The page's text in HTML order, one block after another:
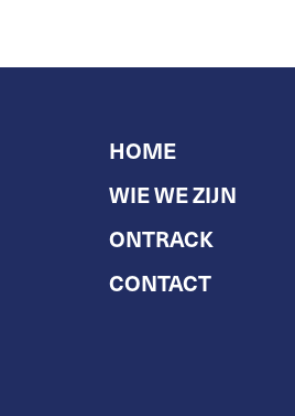
HOME
WIE WE ZIJN
ONTRACK
CONTACT